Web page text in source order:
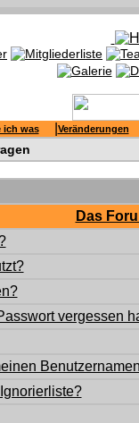
ich was Veränderungen
Das
vergessen